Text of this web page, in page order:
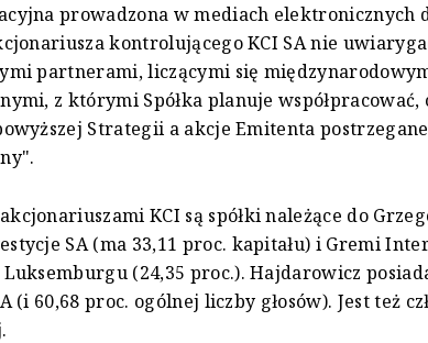
prowadzona w mediach elektronicznych
kontrolującego KCI SA nie
partnerami, liczącymi się
z którymi Spółka planuje współpracować,
Strategii a akcje Emitenta
KCI są spółki należące do
SA (ma 33,11 proc. kapitału) i Gremi
(24,35 proc.). Hajdarowicz
(i 60,68 proc. ogólnej liczby głosów). Jest też